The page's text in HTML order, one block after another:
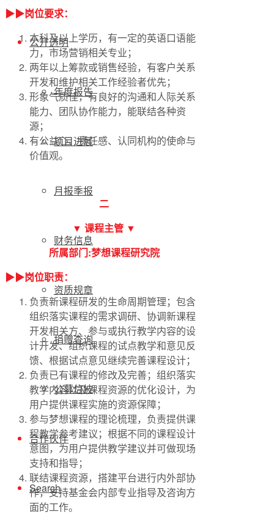
公开透明
年度报告
项目进展
月报季报
财务信息
资质规章
捐赠查询
公募信披
合作伙伴
Search
▶▶岗位要求：
本科及以上学历，有一定的英语口语能
力，市场营销相关专业；
两年以上筹款或销售经验，有客户关系
开发和维护相关工作经验者优先；
形象气质佳，有良好的沟通和人际关系
能力、团队协作能力，能联结各种资
源；
有公益心、责任感、认同机构的使命与
价值观。
二
▼ 课程主管 ▼
所属部门:梦想课程研究院
▶▶岗位职责：
负责新课程研发的生命周期管理；包含
组织落实课程的需求调研、协调新课程
开发相关方、参与或执行教学内容的设
计开发、组织课程的试点教学和意见反
馈、根据试点意见继续完善课程设计；
负责已有课程的修改及完善；组织落实
教学内容以及课程资源的优化设计，为
用户提供课程实施的资源保障；
参与梦想课程的理论梳理，负责提供课
程教学参考建议；根据不同的课程设计
意图，为用户提供教学建议并可做现场
支持和指导；
联结课程资源，搭建平台进行内外部协
作，支持基金会内部专业指导及咨询方
面的工作。